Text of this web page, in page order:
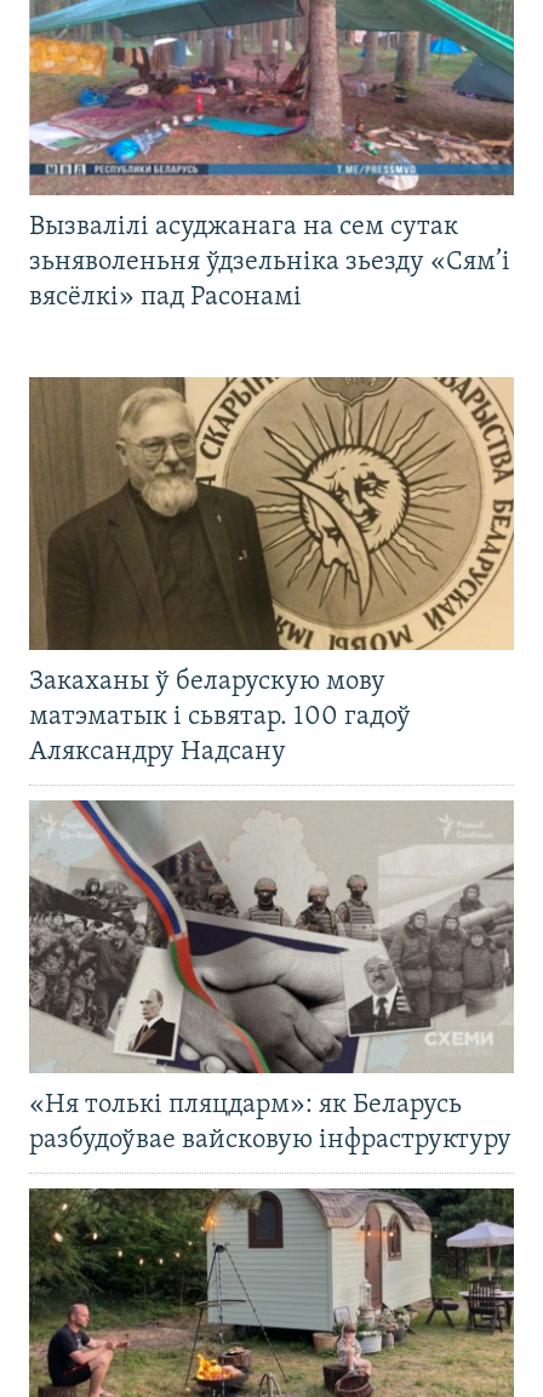
Вызвалілі асуджанага на сем сутак
зьняволеньня ўдзельніка зьезду «Сям’і
вясёлкі» пад Расонамі
Закаханы ў беларускую мову
матэматык і сьвятар. 100 гадоў
Аляксандру Надсану
«Ня толькі пляцдарм»: як Беларусь
разбудоўвае вайсковую інфраструктуру